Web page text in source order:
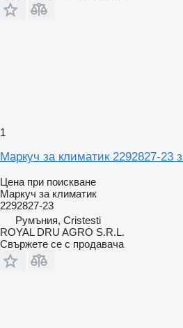
1
Маркуч за климатик 2292827-23
Цена при поискване
Маркуч за климатик
2292827-23
Румъния, Cristesti
ROYAL DRU AGRO S.R.L.
Свържете се с продавача